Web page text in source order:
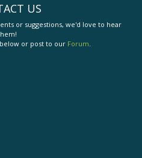
US
or suggestions, we'd love to hear
or post to our Forum